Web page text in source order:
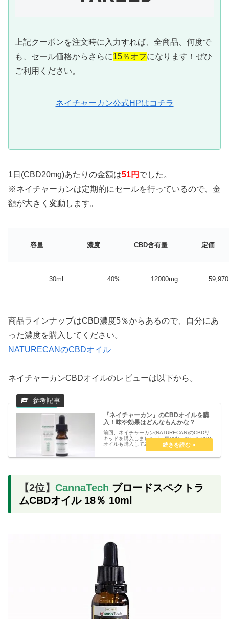
上記クーポンを注文時に入力すれば、全商品、何度で
も、セール価格からさらに15％オフになります！ぜひ
ご利用ください。
ネイチャーカン公式HPはコチラ
1日(CBD20mg)あたりの金額は51円 でした。
※ネイチャーカンは定期的にセールを行っているので、金
額が大きく変動します。
容量 濃度 CBD含有量 定価
30ml 40% 12000mg
商品ラインナップはCBD濃度5％からあるので、自分にあ
った濃度を購入してください。
NATURECANのCBDオイル
ネイチャーカンCBDオイルのレビューは以下から。
『ネイチャーカン』のCBDオイルを購
入！味や効果はどんなもんかな？
前回、ネイチャーカン(NATURECAN)のCBDリ
キッドを購入しましたが、気になっていたCBD
オイルも購入してみました。Naturecan ネイチ
ャーカン今回は、ネイチャーカンの40% CBD
【2位】 CannaTech ブロードスペクトラ
ムCBDオイル 18％ 10ml